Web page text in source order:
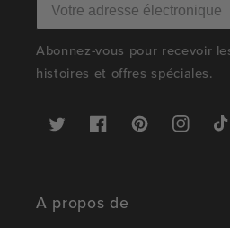
Abonnez-vous pour recevoir
histoires et offres spéciales.
Twitter FacebookPinterestInstagram
A propos de